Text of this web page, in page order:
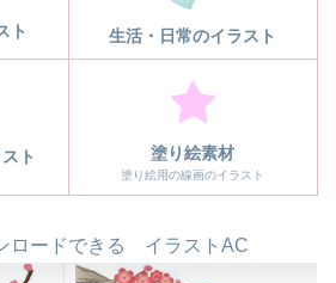
ト 生活・日常のイラスト
ト 塗り絵素材
塗り絵用の線画のイラスト
ロードできる イラストAC